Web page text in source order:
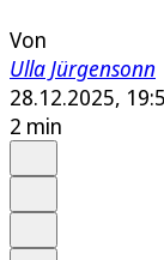
Von
Ulla Jürgensonn
28.12.2025,
2 min